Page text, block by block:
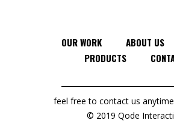
OUR WORK ABOUT US
PRODUCTS
feel free to contact us
© 2019 Qode